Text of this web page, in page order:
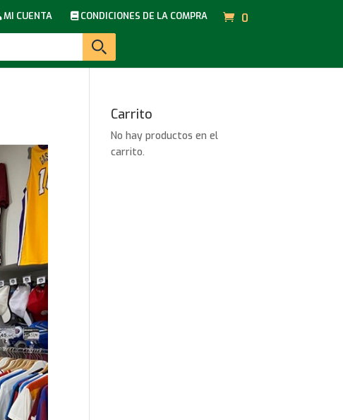
MI CUENTA CONDICIONES DE LA COMPRA 0
Carrito
No hay productos en el
carrito.